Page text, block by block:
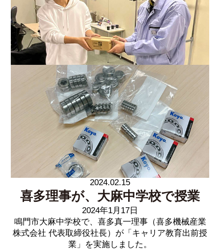
2024.02.15
喜多理事が、大麻中学校で授業
2024年1月17日
鳴門市大麻中学校で、喜多真一理事（喜多機械産業
株式会社 代表取締役社長）が「キャリア教育出前授
業」を実施しました。